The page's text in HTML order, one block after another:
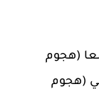
(هجوم
(هجوم